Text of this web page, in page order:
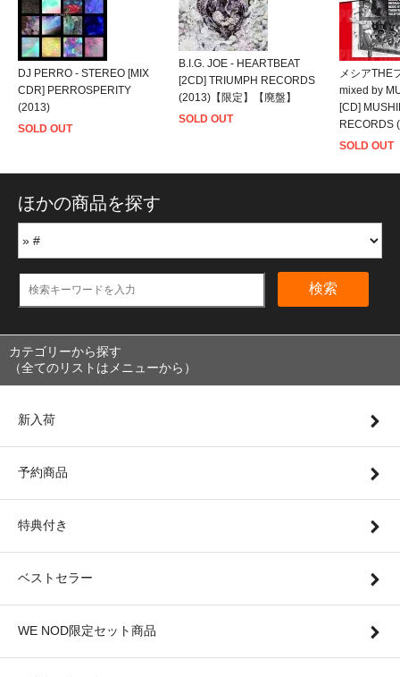
DJ PERRO - STEREO [MIX
CDR] PERROSPERITY
(2013)
SOLD OUT
B.I.G. JOE - HEARTBEAT
[2CD] TRIUMPH RECORDS
(2013)【限定】【廃盤】
SOLD OUT
メシアTHE
mixed by
[CD]
RECORDS
SOLD OUT
ほかの商品を探す
検索
カテゴリーから探す
（全てのリストはメニューから）
新入荷
予約商品
特典付き
ベストセラー
WE NOD限定セット商品